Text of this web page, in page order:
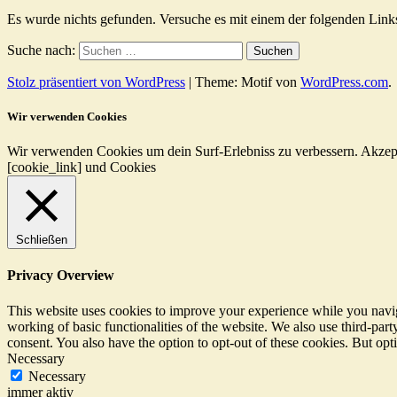
Es wurde nichts gefunden. Versuche es mit einem der folgenden
Suche nach:
Stolz präsentiert von WordPress | Theme: Motif von WordPress.com.
Wir verwenden Cookies
Wir verwenden Cookies um dein Surf-Erlebniss zu verbessern.
[cookie_link] und Cookies
Schließen
Privacy Overview
This website uses cookies to improve your experience while you
working of basic functionalities of the website. We also use third-
consent. You also have the option to opt-out of these cookies. But
Necessary
Necessary
immer aktiv